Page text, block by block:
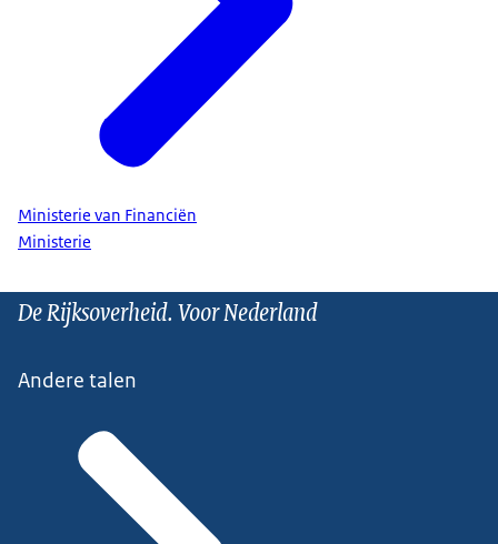
Ministerie van Financiën
Ministerie
De Rijksoverheid. Voor Nederland
Andere talen